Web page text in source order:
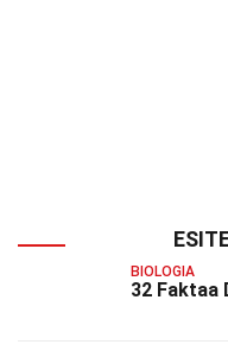
BIOLOGIA
32 Faktaa